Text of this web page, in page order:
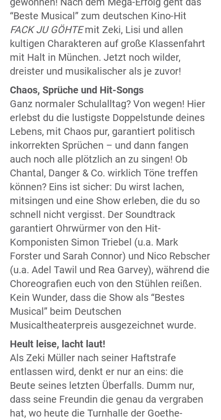
“Beste Musical” zum deutschen Kino-Hit
FACK JU GÖHTEmit Zeki, Lisi und allen
kultigen Charakteren auf große Klassenfahrt
mit Halt in München. Jetzt noch wilder,
dreister und musikalischer als je zuvor!
Chaos, Sprüche und Hit-Songs
Ganz normaler Schulalltag? Von wegen! Hier
erlebst du die lustigste Doppelstunde deines
Lebens, mit Chaos pur, garantiert politisch
inkorrekten Sprüchen – und dann fangen
auch noch alle plötzlich an zu singen! Ob
Chantal, Danger & Co. wirklich Töne treffen
können? Eins ist sicher: Du wirst lachen,
mitsingen und eine Show erleben, die du so
schnell nicht vergisst. Der Soundtrack
garantiert Ohrwürmer von den Hit-
Komponisten Simon Triebel (u.a. Mark
Forster und Sarah Connor) und Nico Rebscher
(u.a. Adel Tawil und Rea Garvey), während die
Choreografien euch von den Stühlen reißen.
Kein Wunder, dass die Show als “Bestes
Musical” beim Deutschen
Musicaltheaterpreis ausgezeichnet wurde.
Heult leise, lacht laut!
Als Zeki Müller nach seiner Haftstrafe
entlassen wird, denkt er nur an eins: die
Beute seines letzten Überfalls. Dumm nur,
dass seine Freundin die genau da vergraben
hat, wo heute die Turnhalle der Goethe-